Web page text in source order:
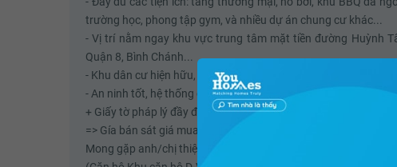
trường học, phong tập gym, và nhiều dự án chung cư khác...
- Vị trí nằm ngay khu vực trung tâm mặt tiền đường Huỳnh
Quận 8, Bình Chánh...
- Khu dân cư hiện hữu, đông đúc, giao thông thuận tiện,
- An ninh tốt, hệ thống camera tầng hầm, tầng trệt, bảo vệ 24/
+ Giấy tờ pháp lý đầy đủ.
=> Gía bán sát giá mua, nên không thương lượng
Mong gặp anh/chị thiện chí. liên hệ tôi chính chủ